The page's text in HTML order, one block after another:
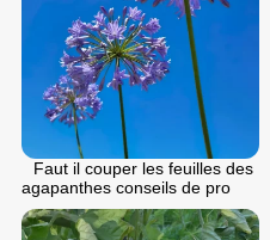
Faut il couper les feuilles des
agapanthes conseils de pro